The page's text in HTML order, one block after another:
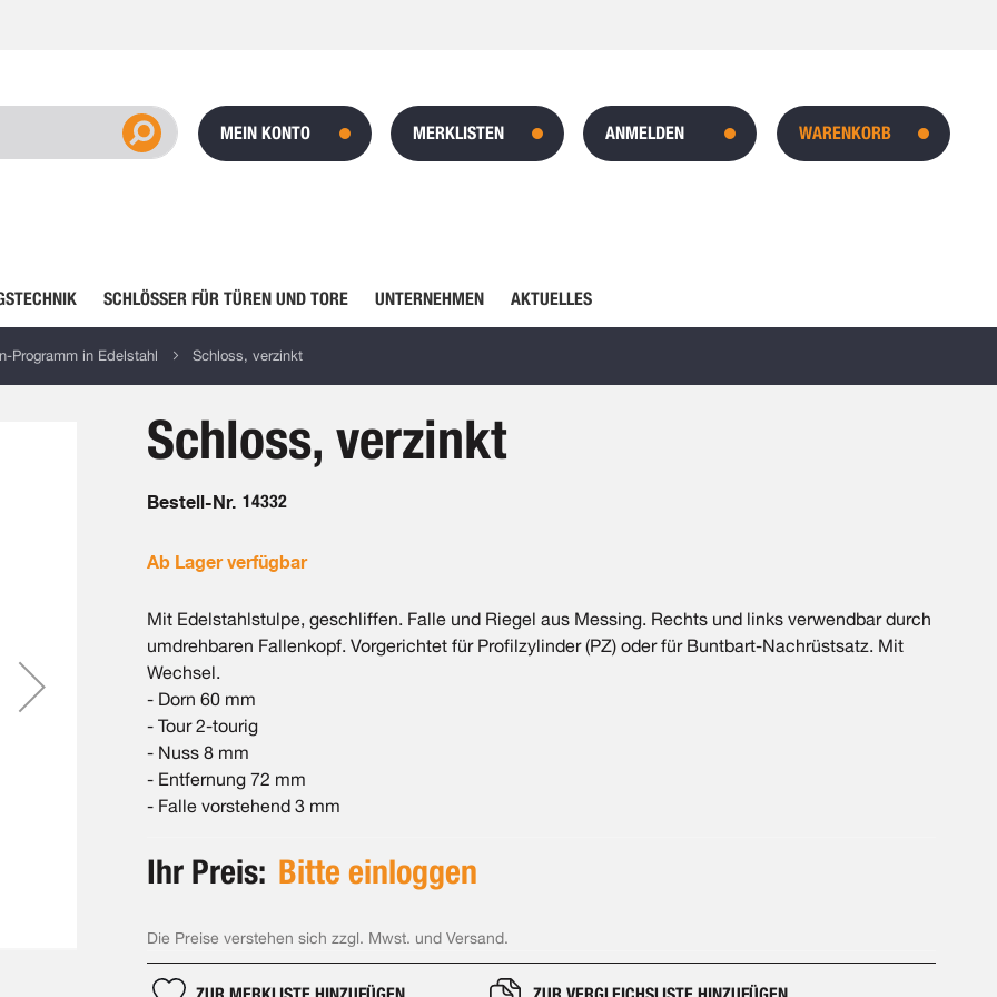
WARENKORB
MEIN KONTO MERKLISTEN ANMELDEN
SCHLÖSSER FÜR TÜREN UND TORE UNTERNEHMEN AKTUELLES
Programm in Edelstahl Schloss, verzinkt
Schloss, verzinkt
Bestell-Nr. 14332
Ab Lager verfügbar
Mit Edelstahlstulpe, geschliffen. Falle und Riegel aus Messing. Rechts und links verwendbar durch
umdrehbaren Fallenkopf. Vorgerichtet für Profilzylinder (PZ) oder für Buntbart-Nachrüstsatz. Mit
Wechsel.
- Dorn 60 mm
- Tour 2-tourig
- Nuss 8 mm
- Entfernung 72 mm
- Falle vorstehend 3 mm
Ihr Preis: Bitte einloggen
Die Preise verstehen sich zzgl. Mwst. und Versand.